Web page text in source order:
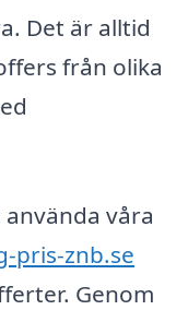
Det är alltid
från olika
våra
pris-znb.se
Genom